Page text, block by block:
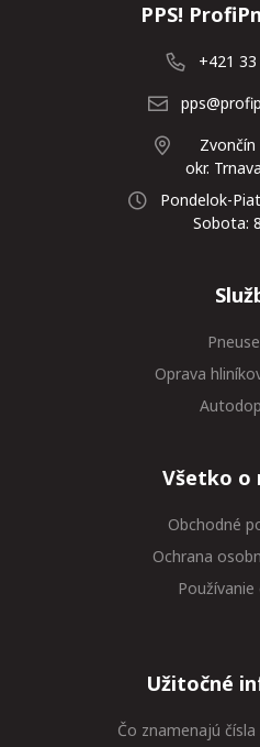
PPS!
+421
Zvončín
okr.
Pondelok-
Sobota:
Oprava
Všetko o
Obchodné
Ochrana
Používanie
Užitočné
Čo znamenajú